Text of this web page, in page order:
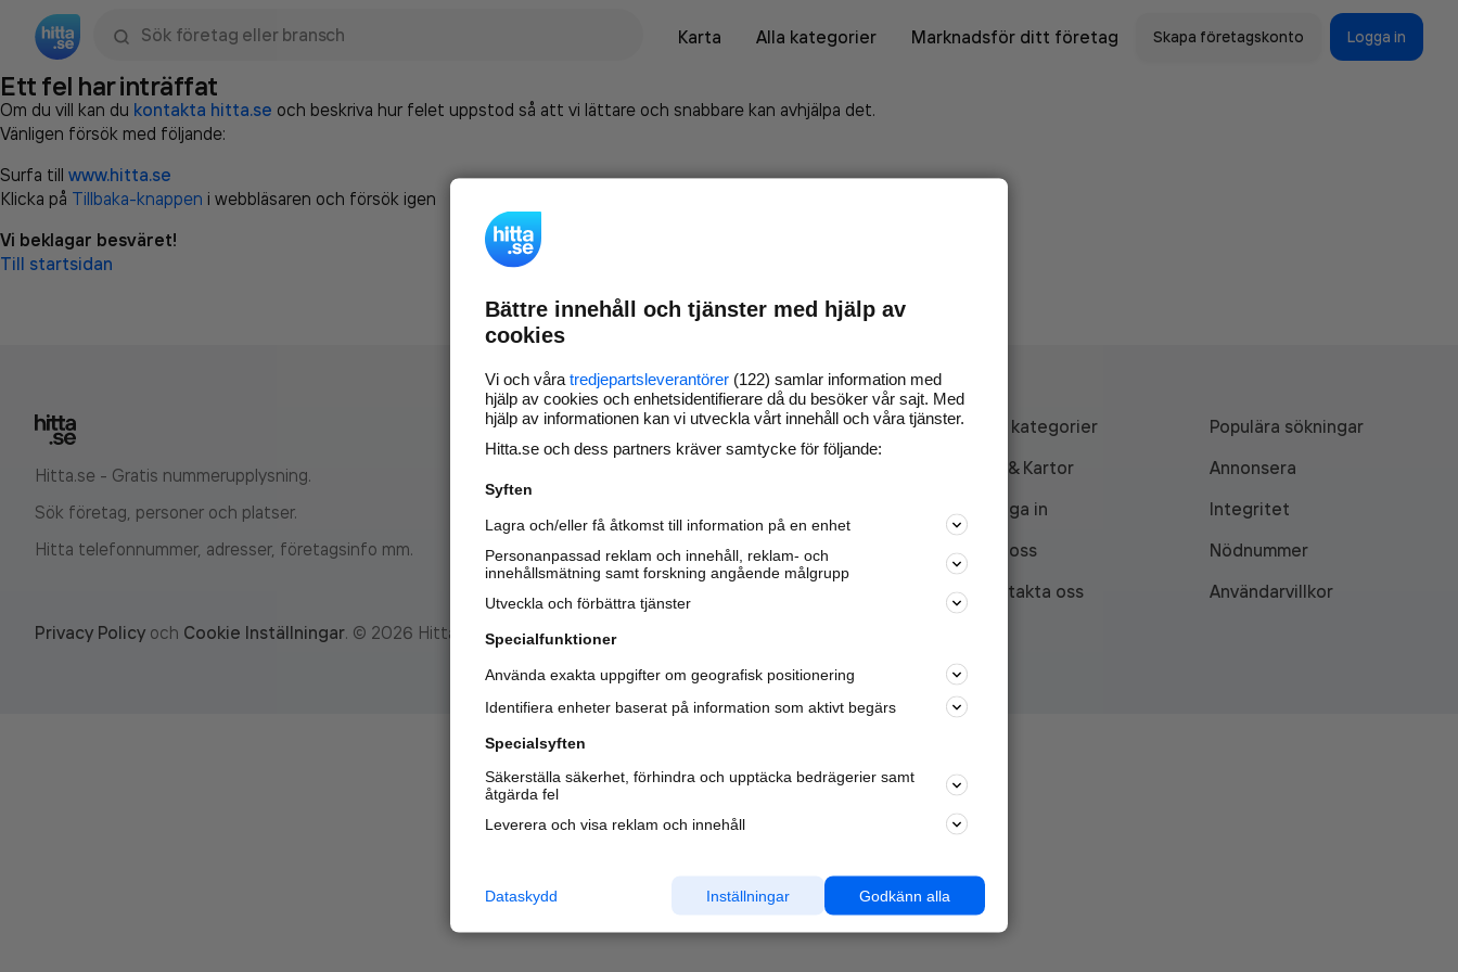
Karta
Alla kategorier Marknadsför ditt företag Skapa företagskonto Logga in
Ett fel har inträffat
Om du vill kan du kontakta hitta.se och beskriva hur felet uppstod så att vi lättare och snabbare kan avhjälpa det.
Vänligen försök med följande:
Surfa till www.hitta.se
Klicka på Tillbaka-knappen i webbläsaren och försök igen
Vi beklagar besväret!
Till startsidan
Hitta.se - Gratis nummerupplysning.
Sök företag, personer och platser.
Hitta telefonnummer, adresser, företagsinfo mm.
Marknadsför företaget på
nya kunder och
samarbetspartners nära dig.
Läs mer här
Alla kategorier
Populära sökningar
API & Kartor
Annonsera
Logga in
Integritet
Om oss
Nödnummer
Kontakta oss
Användarvillkor
Privacy Policy och Cookie Inställningar. © 2026 Hitta.se
Bättre innehåll och tjänster med hjälp av
cookies
Vi och våra tredjepartsleverantörer (122) samlar information med
hjälp av cookies och enhetsidentifierare då du besöker vår sajt. Med
hjälp av informationen kan vi utveckla vårt innehåll och våra tjänster.
Hitta.se och dess partners kräver samtycke för följande:
Syften
Lagra och/eller få åtkomst till information på en enhet
Personanpassad reklam och innehåll, reklam- och
innehållsmätning samt forskning angående målgrupp
Utveckla och förbättra tjänster
Specialfunktioner
Använda exakta uppgifter om geografisk positionering
Identifiera enheter baserat på information som aktivt begärs
Specialsyften
Säkerställa säkerhet, förhindra och upptäcka bedrägerier samt
åtgärda fel
Leverera och visa reklam och innehåll
Godkänn alla
Inställningar
Dataskydd